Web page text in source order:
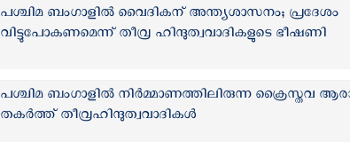
പശ്ചിമ ബംഗാളിൽ വൈദികന് അന്ത്യശാസനം; പ്രദേശം
വിട്ടുപോകണമെന്ന് തീവ്ര ഹിന്ദുത്വവാദികളുടെ ഭീഷണി
പശ്ചിമ ബംഗാളിൽ നിർമ്മാണത്തിലിരുന്ന ക്രൈസ്തവ
തകര്‍ത്ത് തീവ്രഹിന്ദുത്വവാദികള്‍